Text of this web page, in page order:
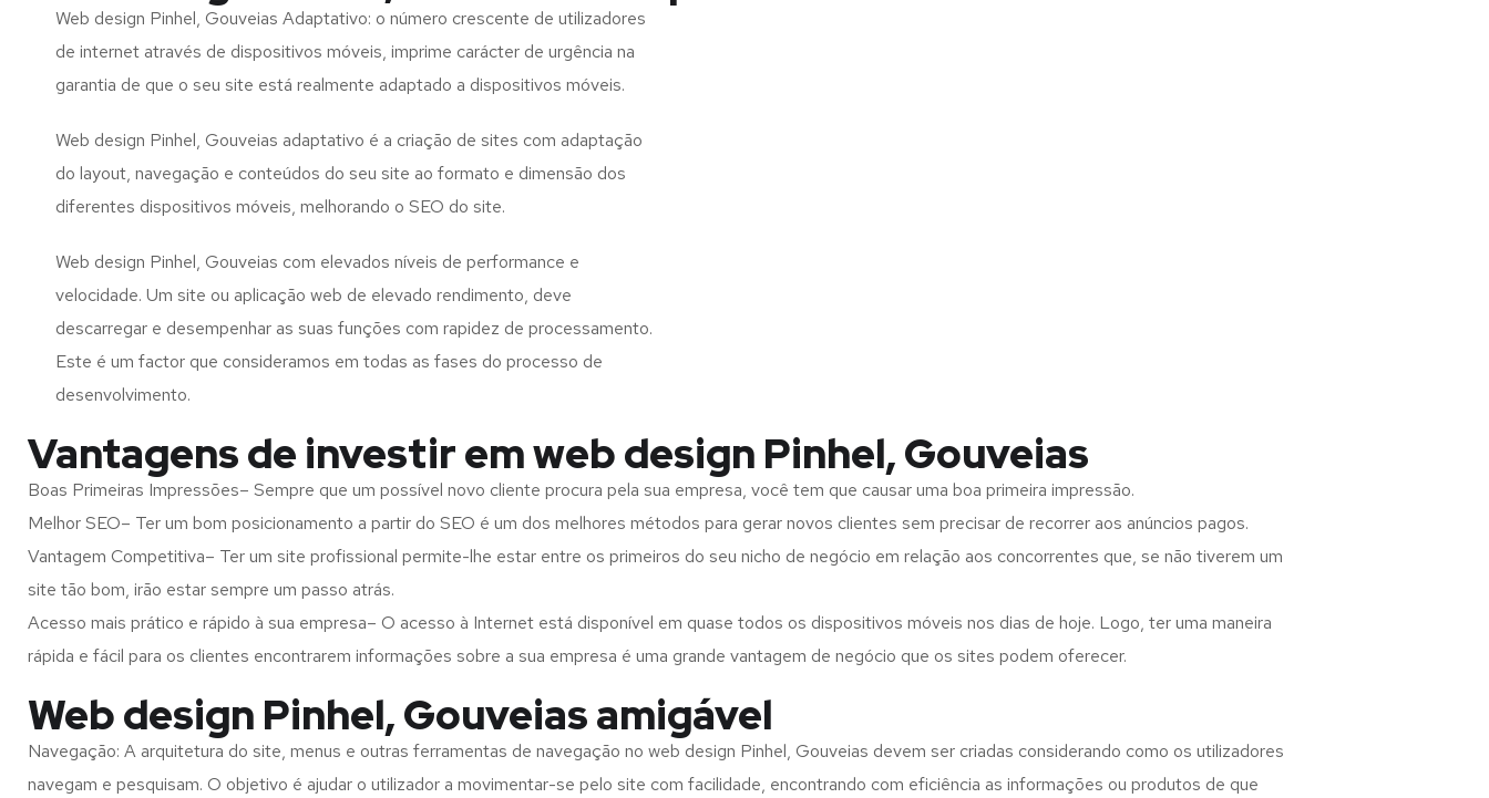
Web design Pinhel, Gouveias Adaptativo: o número crescente de utilizadores
de internet através de dispositivos móveis, imprime carácter de urgência na
garantia de que o seu site está realmente adaptado a dispositivos móveis.
Web design Pinhel, Gouveias adaptativo é a criação de sites com adaptação
do layout, navegação e conteúdos do seu site ao formato e dimensão dos
diferentes dispositivos móveis, melhorando o SEO do site.
Web design Pinhel, Gouveias com elevados níveis de performance e
velocidade. Um site ou aplicação web de elevado rendimento, deve
descarregar e desempenhar as suas funções com rapidez de processamento.
Este é um factor que consideramos em todas as fases do processo de
desenvolvimento.
Vantagens de investir em web design Pinhel, Gouveias
Boas Primeiras Impressões– Sempre que um possível novo cliente procura pela sua empresa, você tem que causar uma boa primeira impressão.
Melhor SEO– Ter um bom posicionamento a partir do SEO é um dos melhores métodos para gerar novos clientes sem precisar de recorrer aos anúncios pagos.
Vantagem Competitiva– Ter um site profissional permite-lhe estar entre os primeiros do seu nicho de negócio em relação aos concorrentes que, se não tiverem um
site tão bom, irão estar sempre um passo atrás.
Acesso mais prático e rápido à sua empresa– O acesso à Internet está disponível em quase todos os dispositivos móveis nos dias de hoje. Logo, ter uma maneira
rápida e fácil para os clientes encontrarem informações sobre a sua empresa é uma grande vantagem de negócio que os sites podem oferecer.
Web design Pinhel, Gouveias amigável
Navegação: A arquitetura do site, menus e outras ferramentas de navegação no web design Pinhel, Gouveias devem ser criadas considerando como os utilizadores
navegam e pesquisam. O objetivo é ajudar o utilizador a movimentar-se pelo site com facilidade, encontrando com eficiência as informações ou produtos de que